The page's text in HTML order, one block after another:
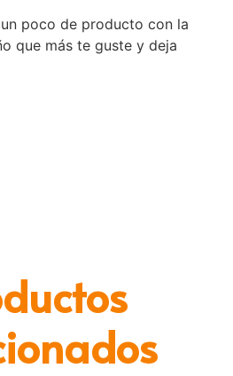
poco de producto con la
que más te guste y deja